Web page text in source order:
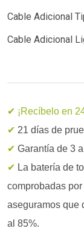
Cable Adicional
Cable Adicional
✔ ¡Recíbelo en
✔ 21 días de
✔ Garantía de 3
✔ La batería de
comprobadas
aseguramos que
al 85%.